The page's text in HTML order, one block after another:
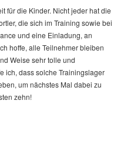
für die Kinder. Nicht jeder hat die
die sich im Training sowie bei
und eine Einladung, an
hoffe, alle Teilnehmer bleiben
Weise sehr tolle und
ich, dass solche Trainingslager
um nächstes Mal dabei zu
zehn!